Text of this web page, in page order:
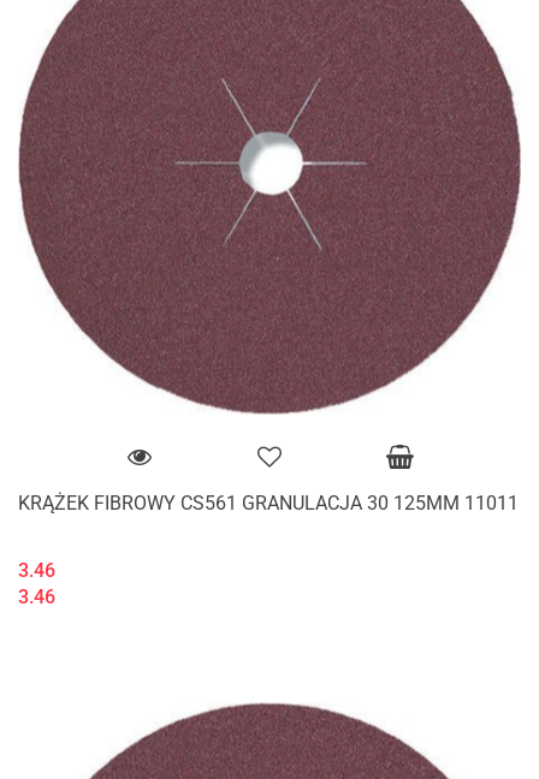
KRĄŻEK FIBROWY CS561 GRANULACJA 30 125MM 11011
3.46
3.46